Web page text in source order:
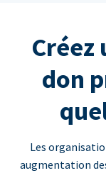
don
Les
augmentation